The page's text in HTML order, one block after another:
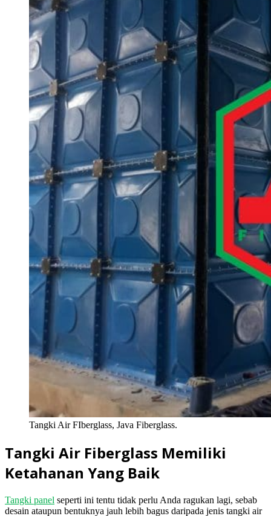
Tangki Air FIberglass, Java Fiberglass.
Tangki Air Fiberglass Memiliki
Ketahanan Yang Baik
Tangki panel seperti ini tentu tidak perlu Anda ragukan lagi, sebab
desain ataupun bentuknya jauh lebih bagus daripada jenis tangki air